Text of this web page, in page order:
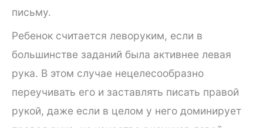
письму.
Ребенок считается леворуким, если в
большинстве заданий была активнее левая
рука. В этом случае нецелесообразно
переучивать его и заставлять писать правой
рукой, даже если в целом у него доминирует